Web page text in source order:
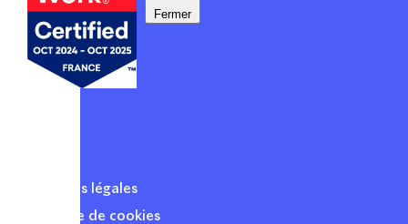
Mentions légales
Politique de cookies
Fermer